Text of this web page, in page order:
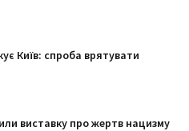
Київ: спроба врятувати
виставку про жертв нацизму